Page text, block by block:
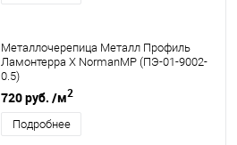
Металлочерепица Металл Профиль
Ламонтерра X NormanMP (ПЭ-01-9002-
0.5)
720 руб. /м2
Подробнее